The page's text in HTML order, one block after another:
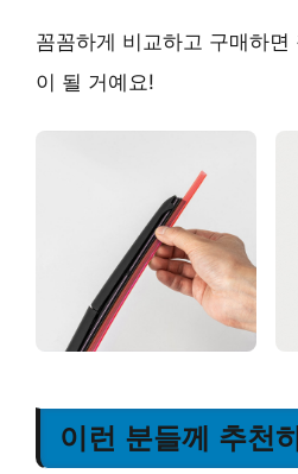
꼼꼼하게 비교하고 구매하면
이 될 거예요!
이런 분들께 추천